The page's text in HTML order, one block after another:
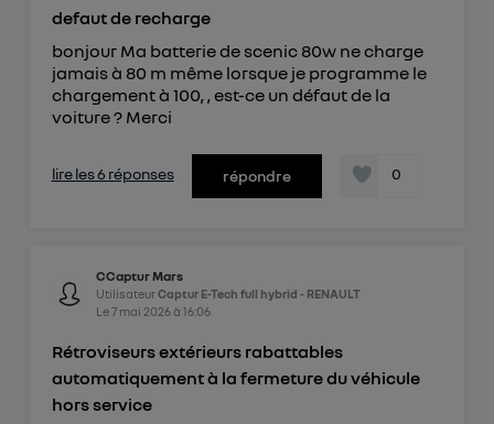
defaut de recharge
bonjour Ma batterie de scenic 80w ne charge
jamais à 80 m même lorsque je programme le
chargement à 100, , est-ce un défaut de la
voiture ? Merci
lire les 6 réponses répondre 0
CCaptur Mars
UtilisateurCaptur E-Tech full hybrid - RENAULT
Le7 mai 2026à 16:06
Rétroviseurs extérieurs rabattables
automatiquement à la fermeture du véhicule
hors service